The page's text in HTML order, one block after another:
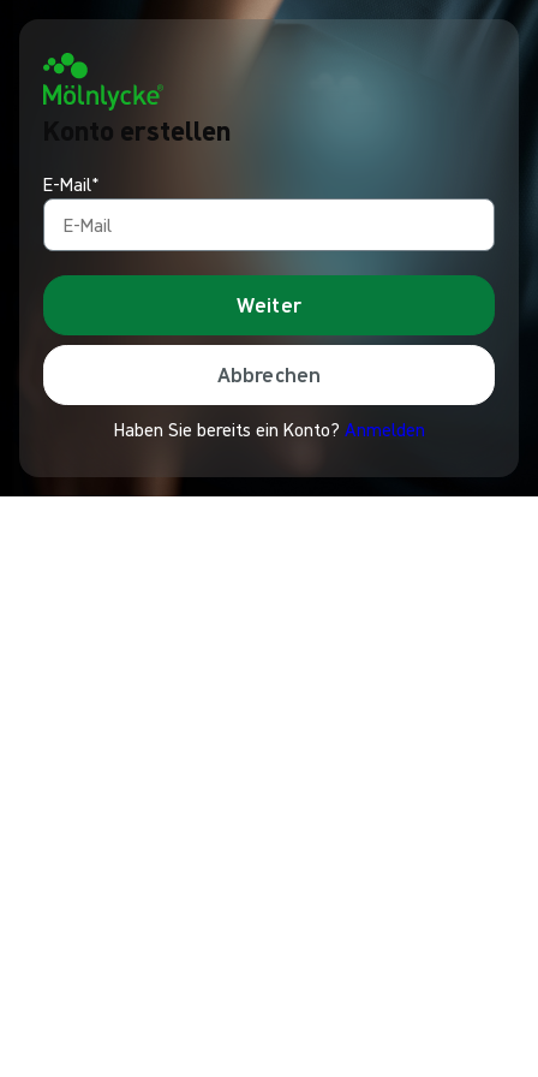
Konto erstellen
E-Mail*
Weiter
Abbrechen
Haben Sie bereits ein Konto? Anmelden